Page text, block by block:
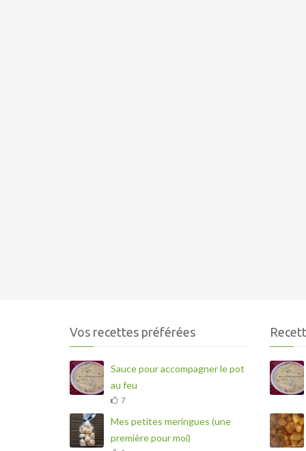
Vos recettes préférées
Sauce pour accompagner le pot
au feu
7
Mes petites meringues (une
première pour moi)